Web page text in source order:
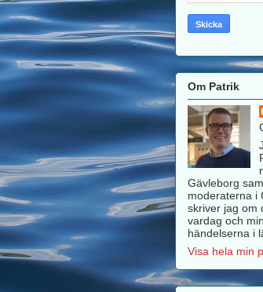
Om Patrik
Gävleborg
moderaterna i
skriver jag om
vardag och
händelserna i
Visa hela min